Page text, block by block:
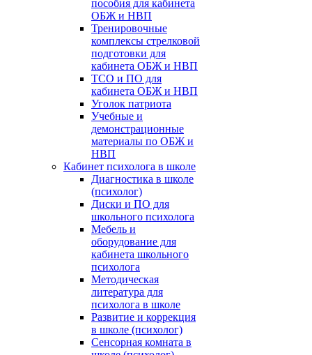
пособия для кабинета
ОБЖ и НВП
Тренировочные
комплексы стрелковой
подготовки для
кабинета ОБЖ и НВП
ТСО и ПО для
кабинета ОБЖ и НВП
Уголок патриота
Учебные и
демонстрационные
материалы по ОБЖ и
НВП
Кабинет психолога в школе
Диагностика в школе
(психолог)
Диски и ПО для
школьного психолога
Мебель и
оборудование для
кабинета школьного
психолога
Методическая
литература для
психолога в школе
Развитие и коррекция
в школе (психолог)
Сенсорная комната в